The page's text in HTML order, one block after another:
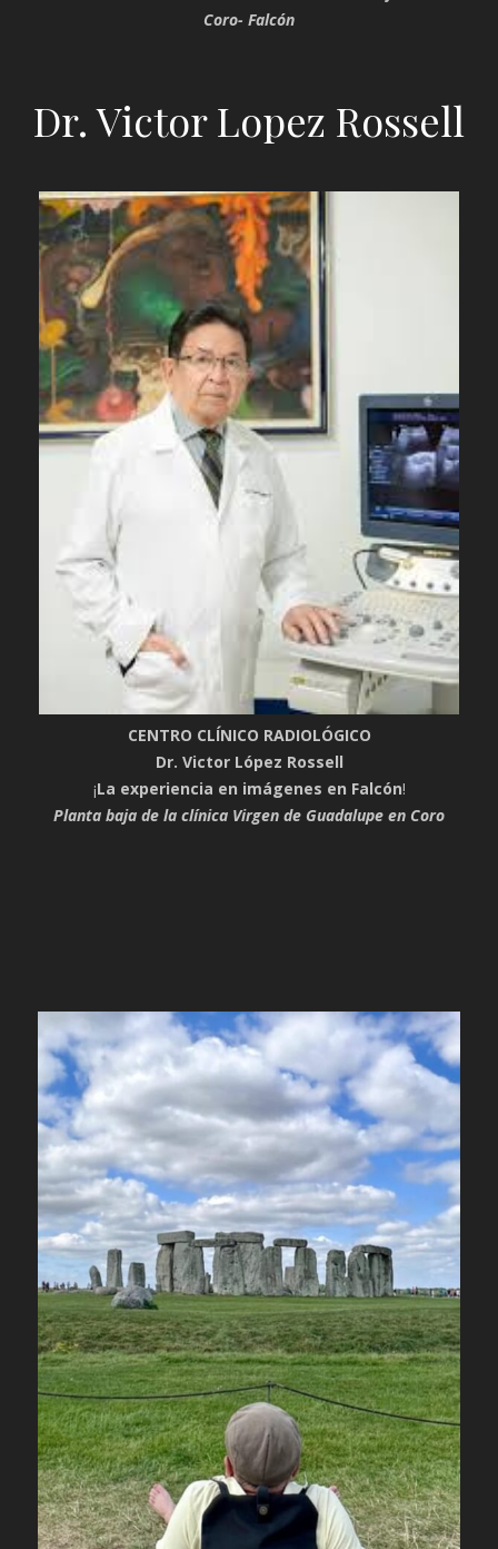
Coro- Falcón
Dr. Victor Lopez Rossell
CENTRO CLÍNICO RADIOLÓGICO
Dr. Victor López Rossell
¡La experiencia en imágenes en Falcón!
Planta baja de la clínica Virgen de Guadalupe en Coro